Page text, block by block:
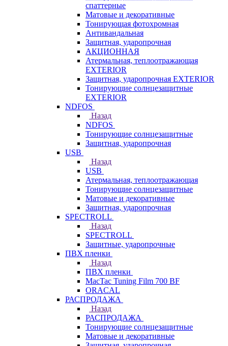
спаттерные
Матовые и декоративные
Тонирующая фотохромная
Антивандальная
Защитная, ударопрочная
АКЦИОННАЯ
Атермальная, теплоотражающая
EXTERIOR
Защитная, ударопрочная EXTERIOR
Тонирующие солнцезащитные
EXTERIOR
NDFOS
Назад
NDFOS
Тонирующие солнцезащитные
Защитная, ударопрочная
USB
Назад
USB
Атермальная, теплоотражающая
Тонирующие солнцезащитные
Матовые и декоративные
Защитная, ударопрочная
SPECTROLL
Назад
SPECTROLL
Защитные, ударопрочные
ПВХ пленки
Назад
ПВХ пленки
MacTac Tuning Film 700 BF
ORACAL
РАСПРОДАЖА
Назад
РАСПРОДАЖА
Тонирующие солнцезащитные
Матовые и декоративные